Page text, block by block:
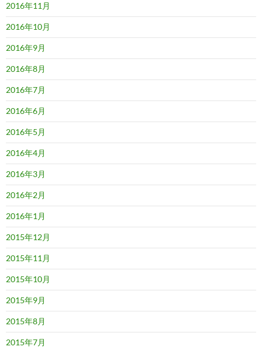
2016年11月
2016年10月
2016年9月
2016年8月
2016年7月
2016年6月
2016年5月
2016年4月
2016年3月
2016年2月
2016年1月
2015年12月
2015年11月
2015年10月
2015年9月
2015年8月
2015年7月